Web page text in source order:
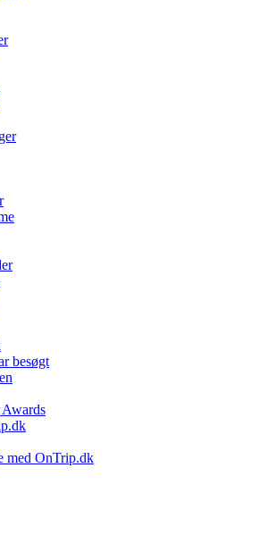
besøgt
med OnTrip.dk